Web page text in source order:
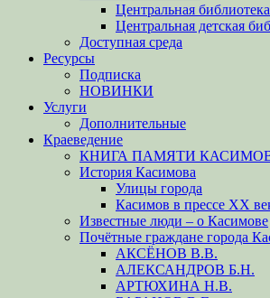
Центральная
Центральная детская
Доступная среда
Ресурсы
Подписка
НОВИНКИ
Услуги
Дополнительные
Краеведение
КНИГА ПАМЯТИ
История Касимова
Улицы города
Касимов в прессе XX
Известные люди – о Касимове
Почётные граждане города
АКСЁНОВ В.В.
АЛЕКСАНДРОВ Б.Н.
АРТЮХИНА Н.В.